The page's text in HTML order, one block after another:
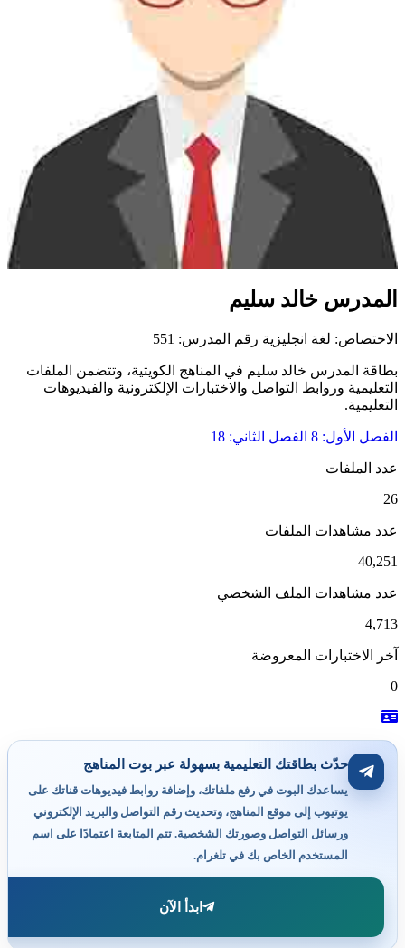
المدرس خالد سليم
الاختصاص: لغة انجليزية رقم المدرس: 551
بطاقة المدرس خالد سليم في المناهج الكويتية، وتتضمن الملفات
التعليمية وروابط التواصل والاختبارات الإلكترونية والفيديوهات
التعليمية.
الفصل الأول: 8 الفصل الثاني: 18
عدد الملفات
26
عدد مشاهدات الملفات
40,251
عدد مشاهدات الملف الشخصي
4,713
آخر الاختبارات المعروضة
0
حدّث بطاقتك التعليمية بسهولة عبر بوت المناهج
يساعدك البوت في رفع ملفاتك، وإضافة روابط فيديوهات قناتك على
يوتيوب إلى موقع المناهج، وتحديث رقم التواصل والبريد الإلكتروني
ورسائل التواصل وصورتك الشخصية. تتم المتابعة اعتمادًا على اسم
المستخدم الخاص بك في تلغرام.
ابدأ الآن